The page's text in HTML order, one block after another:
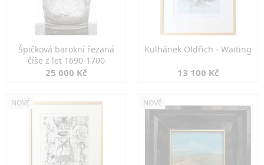
Špičková barokní řezaná
číše z let 1690-1700
25 000 Kč
Kulhánek Oldřich - Waiting
13 100 Kč
NOVÉ NOVÉ